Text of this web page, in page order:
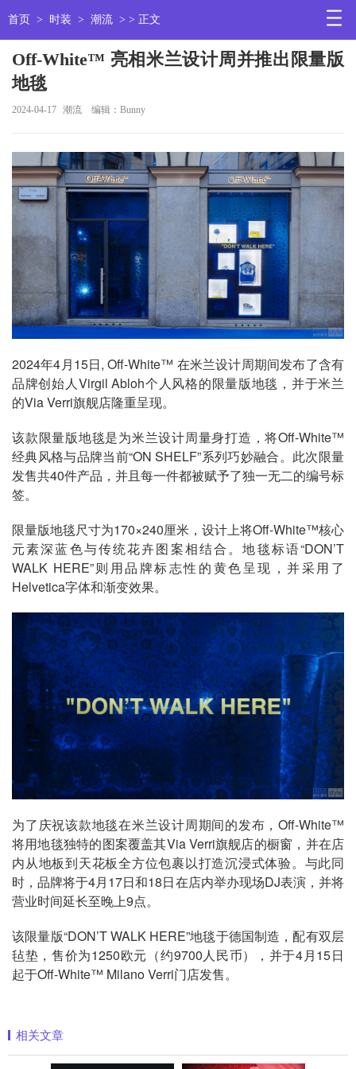
首页 > 时装 > 潮流 > > 正文
Off-White™ 亮相米兰设计周并推出限量版
地毯
2024-04-17 潮流 编辑：Bunny
2024年4月15日, Off-White™ 在米兰设计周期间发布了含有
品牌创始人Virgil Abloh个人风格的限量版地毯，并于米兰
的Via Verri旗舰店隆重呈现。
该款限量版地毯是为米兰设计周量身打造，将Off-White™
经典风格与品牌当前“ON SHELF”系列巧妙融合。此次限量
发售共40件产品，并且每一件都被赋予了独一无二的编号标
签。
限量版地毯尺寸为170×240厘米，设计上将Off-White™核心
元素深蓝色与传统花卉图案相结合。地毯标语“DON’T
WALK HERE”则用品牌标志性的黄色呈现，并采用了
Helvetica字体和渐变效果。
为了庆祝该款地毯在米兰设计周期间的发布，Off-White™
将用地毯独特的图案覆盖其Via Verri旗舰店的橱窗，并在店
内从地板到天花板全方位包裹以打造沉浸式体验。与此同
时，品牌将于4月17日和18日在店内举办现场DJ表演，并将
营业时间延长至晚上9点。
该限量版“DON’T WALK HERE”地毯于德国制造，配有双层
毡垫，售价为1250欧元（约9700人民币），并于4月15日
起于Off-White™ Milano Verri门店发售。
相关文章